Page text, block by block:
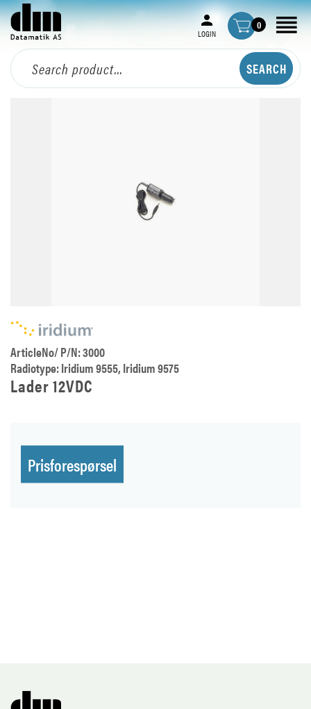
LOGIN
0
ArticleNo/ P/N: 3000
Radiotype: Iridium 9555, Iridium 9575
Lader 12VDC
Prisforespørsel